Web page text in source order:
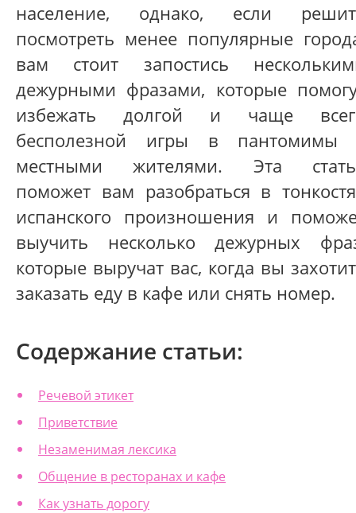
население, однако, если
посмотреть менее популярные
вам стоит запостись
дежурными фразами, которые
избежать долгой и чаще
бесполезной игры в пантомимы
местными жителями. Эта
поможет вам разобраться в
испанского произношения и
выучить несколько дежурных
которые выручат вас, когда вы
заказать еду в кафе или снять номер.
Содержание статьи:
Речевой этикет
Приветствие
Незаменимая лексика
Общение в ресторанах и кафе
Как узнать дорогу